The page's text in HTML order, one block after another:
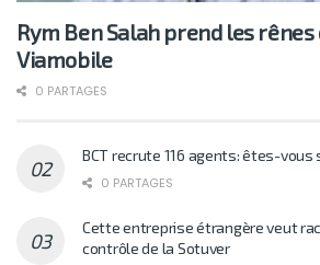
Rym Ben Salah prend les rênes
Viamobile
0 PARTAGES
BCT recrute 116 agents: êtes-vous
0 PARTAGES
Cette entreprise étrangère veut
contrôle de la Sotuver